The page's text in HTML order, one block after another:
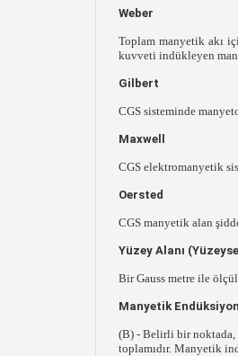
Weber
Toplam manyetik akı
kuvveti indükleyen
Gilbert
CGS sisteminde
Maxwell
CGS elektromanyetik
Oersted
CGS manyetik alan
Yüzey Alanı
Bir Gauss metre ile
Manyetik Endüksiyon
(B) - Belirli bir noktada,
toplamıdır. Manyetik